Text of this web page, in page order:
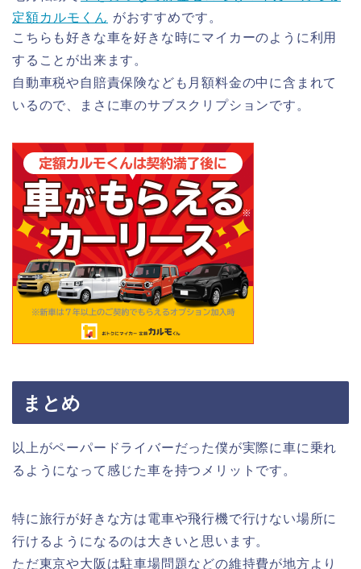
定額カルモくん がおすすめです。
こちらも好きな車を好きな時にマイカーのように利用
することが出来ます。
自動車税や自賠責保険なども月額料金の中に含まれて
いるので、まさに車のサブスクリプションです。
まとめ
以上がペーパードライバーだった僕が実際に車に乗れ
るようになって感じた車を持つメリットです。
特に旅行が好きな方は電車や飛行機で行けない場所に
行けるようになるのは大きいと思います。
ただ東京や大阪は駐車場問題などの維持費が地方より